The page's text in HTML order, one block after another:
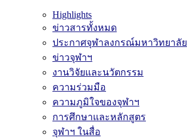
Highlights
ข่าวสารทั้งหมด
ประกาศจุฬาลงกรณ์มหาวิทยาลัย
ข่าวจุฬาฯ
งานวิจัยและนวัตกรรม
ความร่วมมือ
ความภูมิใจของจุฬาฯ
การศึกษาและหลักสูตร
จุฬาฯ ในสื่อ